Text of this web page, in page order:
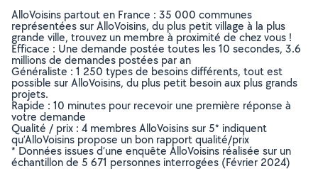
AlloVoisins partout en France : 35 000 communes
représentées sur AlloVoisins, du plus petit village à la plus
grande ville, trouvez un membre à proximité de chez vous !
Efficace : Une demande postée toutes les 10 secondes, 3.6
millions de demandes postées par an
Généraliste : 1 250 types de besoins différents, tout est
possible sur AlloVoisins, du plus petit besoin aux plus grands
projets.
Rapide : 10 minutes pour recevoir une première réponse à
votre demande
Qualité / prix : 4 membres AlloVoisins sur 5* indiquent
qu’AlloVoisins propose un bon rapport qualité/prix
* Données issues d’une enquête AlloVoisins réalisée sur un
échantillon de 5 671 personnes interrogées (Février 2024)